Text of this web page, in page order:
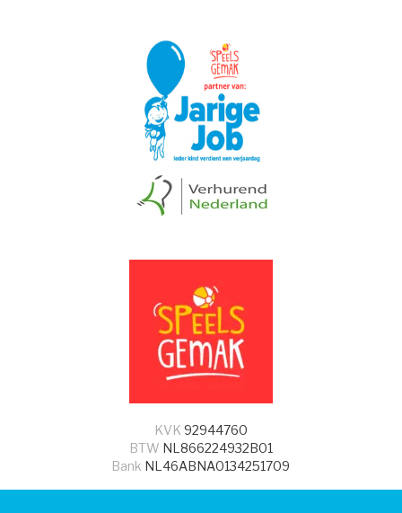
KVK 92944760
BTW NL866224932B01
Bank NL46ABNA0134251709